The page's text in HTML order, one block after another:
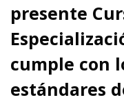
presente
cumple con
estándares